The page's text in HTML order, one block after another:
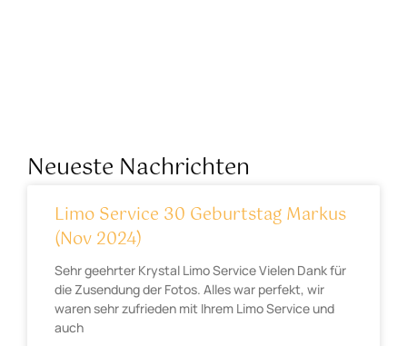
Neueste Nachrichten
Limo Service 30 Geburtstag Markus
(Nov 2024)
Sehr geehrter Krystal Limo Service Vielen Dank für
die Zusendung der Fotos. Alles war perfekt, wir
waren sehr zufrieden mit Ihrem Limo Service und
auch